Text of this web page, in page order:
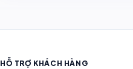
HỖ TRỢ KHÁCH HÀNG